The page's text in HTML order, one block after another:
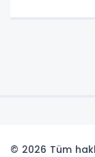
© 2026 Tüm